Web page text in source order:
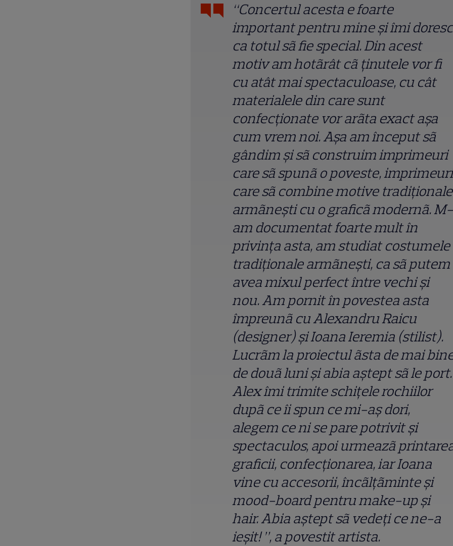
“Concertul acesta e foarte
important pentru mine şi îmi doresc
ca totul sã fie special. Din acest
motiv am hotãrât cã ţinutele vor fi
cu atât mai spectaculoase, cu cât
materialele din care sunt
confecţionate vor arãta exact aşa
cum vrem noi. Aşa am început sã
gândim şi sã construim imprimeuri
care sã spunã o poveste, imprimeuri
care sã combine motive tradiţionale
armãneşti cu o graficã modernã. M-
am documentat foarte mult în
privinţa asta, am studiat costumele
tradiţionale armãneşti, ca sã putem
avea mixul perfect între vechi şi
nou. Am pornit în povestea asta
împreunã cu Alexandru Raicu
(designer) şi Ioana Ieremia (stilist).
Lucrãm la proiectul ãsta de mai
de douã luni şi abia aştept sã le port.
Alex îmi trimite schiţele rochiilor
dupã ce îi spun ce mi-aş dori,
alegem ce ni se pare potrivit şi
spectaculos, apoi urmeazã
graficii, confecţionarea, iar Ioana
vine cu accesorii, încãlţãminte şi
mood-board pentru make-up şi
hair. Abia aştept sã vedeţi ce ne-a
ieşit! ”, a povestit artista.